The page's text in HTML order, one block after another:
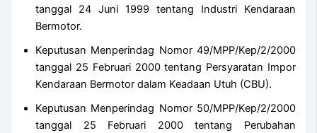
tanggal 24 Juni 1999 tentang Industri Kendaraan
Bermotor.
Keputusan Menperindag Nomor 49/MPP/Kep/2/2000
tanggal 25 Februari 2000 tentang Persyaratan Impor
Kendaraan Bermotor dalam Keadaan Utuh (CBU).
Keputusan Menperindag Nomor 50/MPP/Kep/2/2000
tanggal 25 Februari 2000 tentang Perubahan